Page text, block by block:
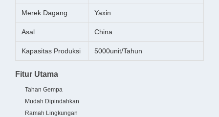
Merek Dagang Yaxin
Asal China
Kapasitas Produksi 5000unit/Tahun
Fitur Utama
Tahan Gempa
Mudah Dipindahkan
Ramah Lingkungan